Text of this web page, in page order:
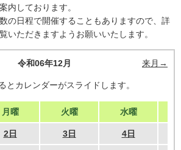
内しております。
の日程で開催することもありますので、詳
いただきますようお願いいたします。
令和06年12月 来月→
カレンダーがスライドします。
月曜 火曜 水曜
2日 3日 4日